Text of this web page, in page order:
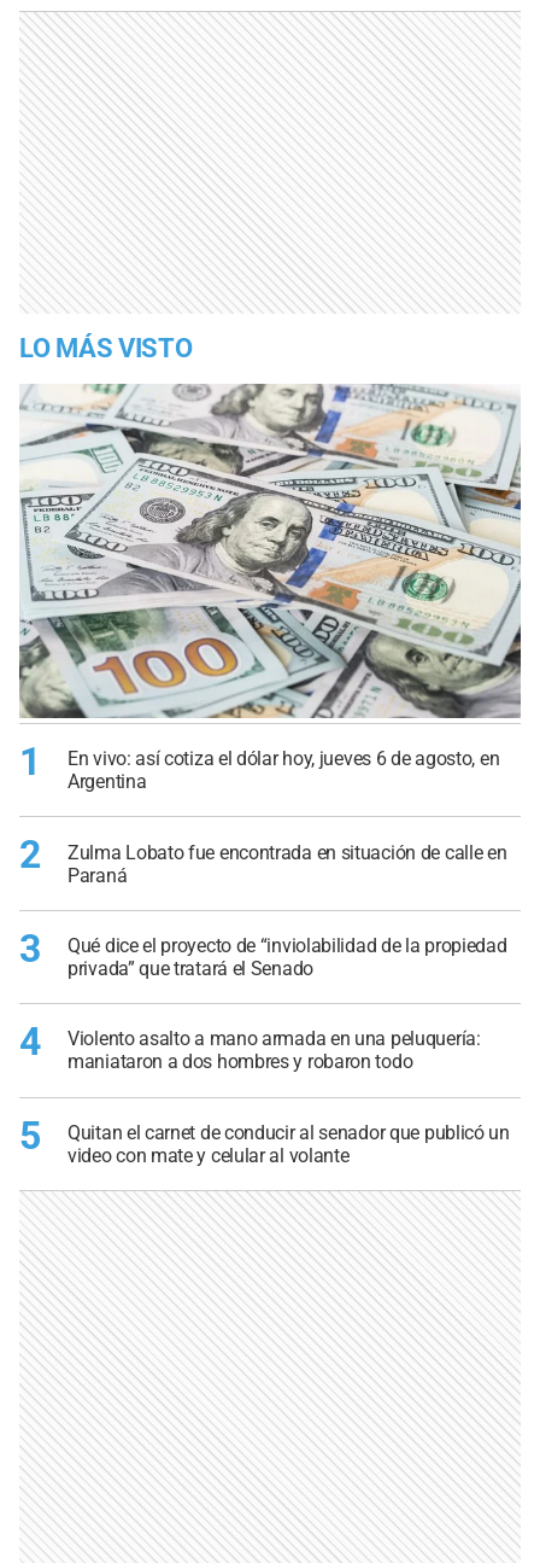
LO MÁS VISTO
1
En vivo: así cotiza el dólar hoy, jueves 6 de agosto, en
Argentina
2
Zulma Lobato fue encontrada en situación de calle en
Paraná
3
Qué dice el proyecto de “inviolabilidad de la propiedad
privada” que tratará el Senado
4
Violento asalto a mano armada en una peluquería:
maniataron a dos hombres y robaron todo
5
Quitan el carnet de conducir al senador que publicó un
video con mate y celular al volante